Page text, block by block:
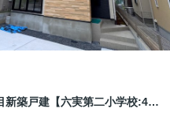
松戸市六実２丁目新築戸建【六実第二小学校:4分】